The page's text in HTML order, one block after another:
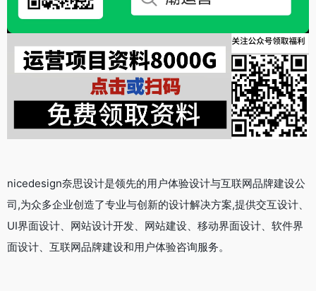
nicedesign奈思设计是领先的用户体验设计与互联网品牌建设公
司,为众多企业创造了专业与创新的设计解决方案,提供交互设计、
UI界面设计、网站设计开发、网站建设、移动界面设计、软件界
面设计、互联网品牌建设和用户体验咨询服务。